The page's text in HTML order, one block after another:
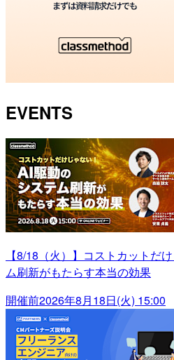
EVENTS
【8/18（火）】コストカットだ
ム刷新がもたらす本当の効果
開催前2026年8月18日(火) 15:00